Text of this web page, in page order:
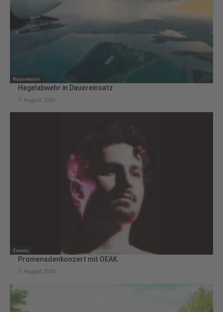
Rosenheim
Hagelabwehr in Dauereinsatz
7. August 2026
Events
Promenadenkonzert mit OEAK
7. August 2026